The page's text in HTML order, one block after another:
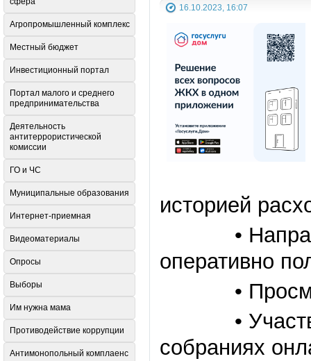
16.10.2023, 16:07
историей
•
оперативно
•
•
собраниях
Агропромышленный комплекс
Местный бюджет
Инвестиционный портал
Портал малого и среднего
предпринимательства
Деятельность
антитеррористической
комиссии
ГО и ЧС
Муниципальные образования
Интернет-приемная
Видеоматериалы
Опросы
Выборы
Им нужна мама
Противодействие коррупции
Антимонопольный комплаенс